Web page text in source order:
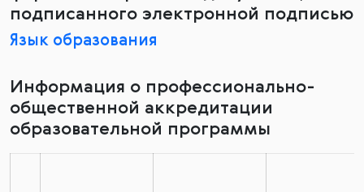
подписанного электронной подписью
Язык образования
Информация о профессионально-
общественной аккредитации
образовательной программы